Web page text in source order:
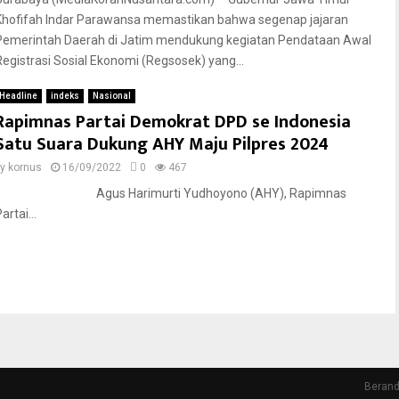
Indar Parawansa memastikan bahwa segenap jajaran
Daerah di Jatim mendukung kegiatan Pendataan Awal
Sosial Ekonomi (Regsosek) yang...
Headline indeks Nasional
Partai Demokrat DPD se Indonesia
Suara Dukung AHY Maju Pilpres 2024
kornus 16/09/2022 0 467
Harimurti Yudhoyono (AHY), Rapimnas